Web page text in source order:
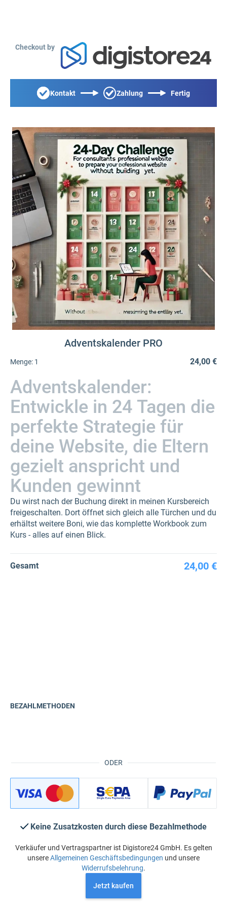
Checkout by
Kontakt Zahlung Fertig
Adventskalender PRO
Menge: 1 24,00 €
Adventskalender:
Entwickle in 24 Tagen die
perfekte Strategie für
deine Website, die Eltern
gezielt anspricht und
Kunden gewinnt
Du wirst nach der Buchung direkt in meinen Kursbereich
freigeschalten. Dort öffnet sich gleich alle Türchen und du
erhältst weitere Boni, wie das komplette Workbook zum
Kurs - alles auf einen Blick.
Gesamt 24,00 €
ODER
BEZAHLMETHODEN
Keine Zusatzkosten durch diese Bezahlmethode
Verkäufer und Vertragspartner ist Digistore24 GmbH. Es gelten
unsereAllgemeinen Geschäftsbedingungen und unsere
Widerrufsbelehrung.
Jetzt kaufen